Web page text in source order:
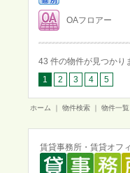
OAフロアー
43 件の物件が見つかり
1
2 3 4 5
ホーム 物件検索 物件一覧
賃貸事務所・賃貸オフ